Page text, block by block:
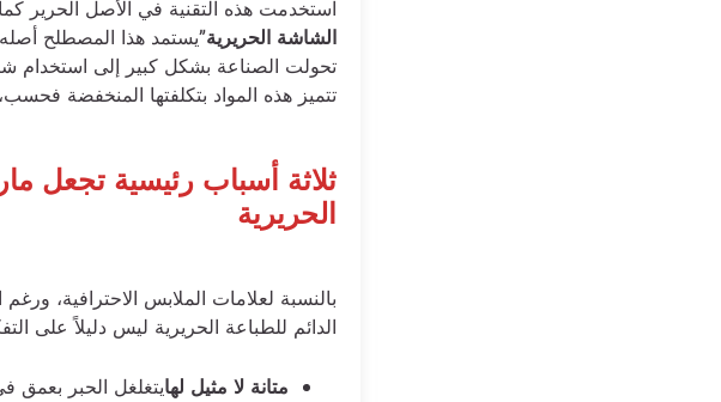
استخدمت هذه التقنية في الأصل الحرير
الشاشة الحريرية”يستمد هذا المصطلح
تحولت الصناعة بشكل كبير إلى استخدام
تتميز هذه المواد بتكلفتها المنخفضة
ثلاثة أسباب رئيسية تجعل
الحريرية
بالنسبة لعلامات الملابس الاحترافية،
الدائم للطباعة الحريرية ليس دليلاً على
متانة لا مثيل لهايتغلغل الحبر بعمق